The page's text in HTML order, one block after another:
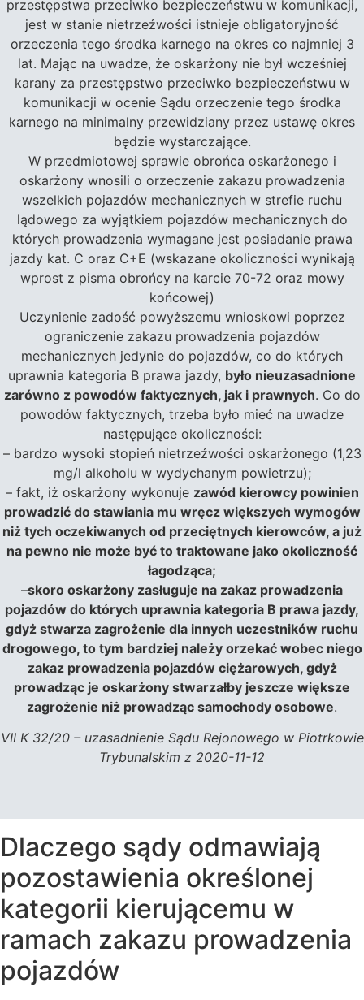
przestępstwa przeciwko bezpieczeństwu w komunikacji,
jest w stanie nietrzeźwości istnieje obligatoryjność
orzeczenia tego środka karnego na okres co najmniej 3
lat. Mając na uwadze, że oskarżony nie był wcześniej
karany za przestępstwo przeciwko bezpieczeństwu w
komunikacji w ocenie Sądu orzeczenie tego środka
karnego na minimalny przewidziany przez ustawę okres
będzie wystarczające.
W przedmiotowej sprawie obrońca oskarżonego i
oskarżony wnosili o orzeczenie zakazu prowadzenia
wszelkich pojazdów mechanicznych w strefie ruchu
lądowego za wyjątkiem pojazdów mechanicznych do
których prowadzenia wymagane jest posiadanie prawa
jazdy kat. C oraz C+E (wskazane okoliczności wynikają
wprost z pisma obrońcy na karcie 70-72 oraz mowy
końcowej)
Uczynienie zadość powyższemu wnioskowi poprzez
ograniczenie zakazu prowadzenia pojazdów
mechanicznych jedynie do pojazdów, co do których
uprawnia kategoria B prawa jazdy, było nieuzasadnione
zarówno z powodów faktycznych, jak i prawnych. Co do
powodów faktycznych, trzeba było mieć na uwadze
następujące okoliczności:
– bardzo wysoki stopień nietrzeźwości oskarżonego (1,23
mg/l alkoholu w wydychanym powietrzu);
– fakt, iż oskarżony wykonuje zawód kierowcy powinien
prowadzić do stawiania mu wręcz większych wymogów
niż tych oczekiwanych od przeciętnych kierowców, a już
na pewno nie może być to traktowane jako okoliczność
łagodząca;
–skoro oskarżony zasługuje na zakaz prowadzenia
pojazdów do których uprawnia kategoria B prawa jazdy,
gdyż stwarza zagrożenie dla innych uczestników ruchu
drogowego, to tym bardziej należy orzekać wobec niego
zakaz prowadzenia pojazdów ciężarowych, gdyż
prowadząc je oskarżony stwarzałby jeszcze większe
zagrożenie niż prowadząc samochody osobowe.
VII K 32/20 – uzasadnienie Sądu Rejonowego w Piotrkowie
Trybunalskim z 2020-11-12
Dlaczego sądy odmawiają
pozostawienia określonej
kategorii kierującemu w
ramach zakazu prowadzenia
pojazdów